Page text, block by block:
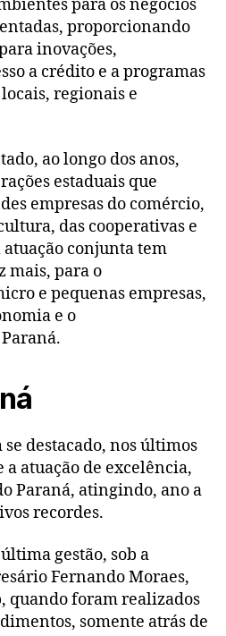
para os negócios
proporcionando
inovações,
a crédito e a programas
regionais e
ao longo dos anos,
estaduais que
empresas do comércio,
das cooperativas e
atuação conjunta tem
mais, para o
e pequenas empresas,
e o
se destacado, nos últimos
a atuação de excelência,
Paraná, atingindo, ano a
recordes.
gestão, sob a
Fernando Moraes,
quando foram realizados
somente atrás de